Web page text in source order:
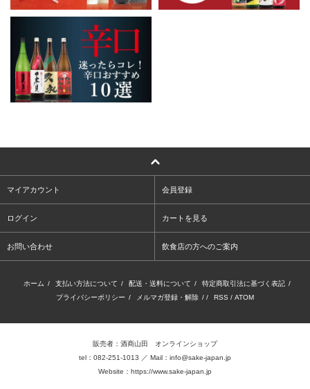
マイアカウント 会員登録
ログイン カートを見る
お問い合わせ 飲食店の方へのご案内
ホーム / 支払い方法について / 配送・送料について / 特定商取引法に基づく表記 /
プライバシーポリシー / メルマガ登録・解除 / / RSS / ATOM
販売者：酒商山田 オンラインショップ
tel：082-251-1013 ／ Mail：info@sake-japan.jp
Website： https://www.sake-japan.jp